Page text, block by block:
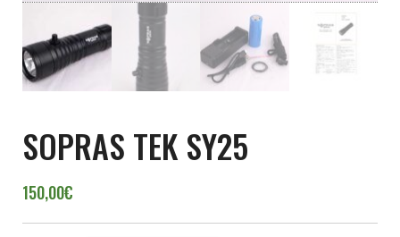
SOPRAS TEK SY25
150,00€